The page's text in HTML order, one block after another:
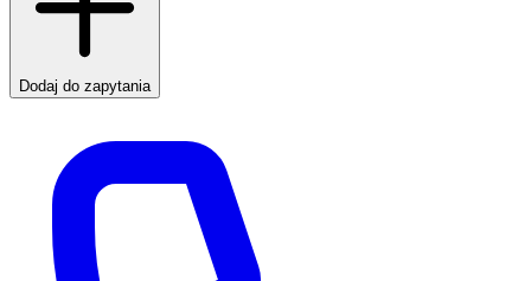
Dodaj do zapytania